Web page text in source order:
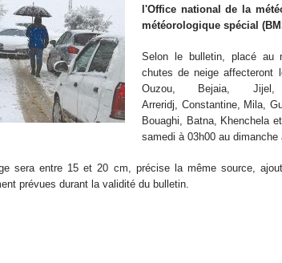
l'Office national de la
météorologique spécial
Selon le bulletin, placé au
chutes de neige affecteront
Ouzou, Bejaia,
Arreridj, Constantine, Mila,
Bouaghi, Batna, Khenchela
samedi à 03h00 au dimanche
sera entre 15 et 20 cm, précise la même source,
prévues durant la validité du bulletin.